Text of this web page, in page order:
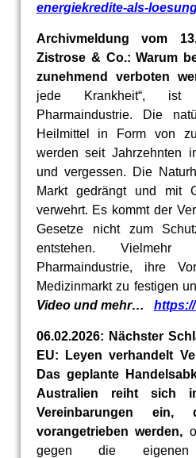
energiekredite-als-
Archivmeldung vom
Zistrose & Co.: Warum
zunehmend verboten
jede Krankheit“,
Pharmaindustrie. Die
Heilmittel in Form von
werden seit Jahrzehnten
und vergessen. Die
Markt gedrängt und mit
verwehrt. Es kommt der
Gesetze nicht zum
entstehen.
Pharmaindustrie, ihre
Medizinmarkt zu festigen
Video und mehr…
06.02.2026: Nächster
EU: Leyen verhandelt
Das geplante
Australien reiht sich
Vereinbarungen
vorangetrieben werden,
gegen die